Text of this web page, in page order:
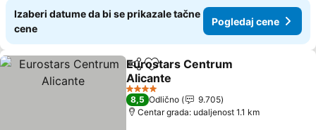
Izaberi datume da bi se prikazale tačne
cene
Pogledaj cene
Deli Dodati u favorite
Eurostars Centrum
Alicante
4 Zvezdice
8,5 Odlično
9.705
Centar grada: udaljenost 1.1 km